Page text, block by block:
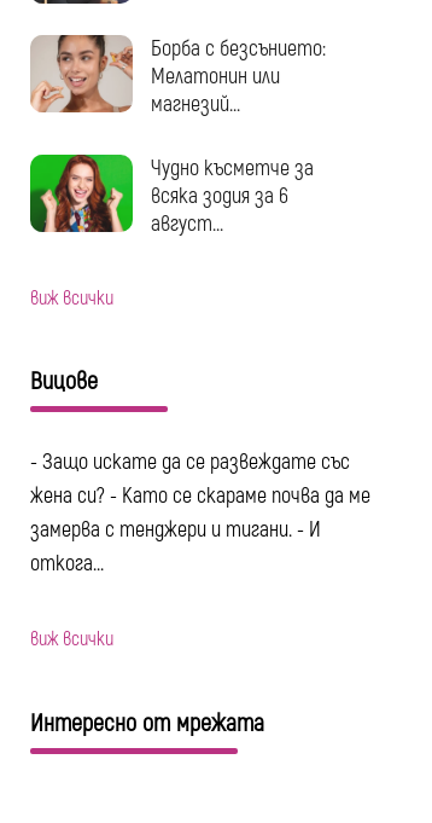
Борба с безсънието:
Мелатонин или
магнезий...
Чудно късметче за
всяка зодия за 6
август...
виж всички
Вицове
- Защо искате да се развеждате със
жена си? - Като се скараме почва да ме
замерва с тенджери и тигани. - И
откога...
виж всички
Интересно от мрежата